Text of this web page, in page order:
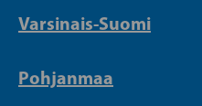
Varsinais-Suomi
Pohjanmaa